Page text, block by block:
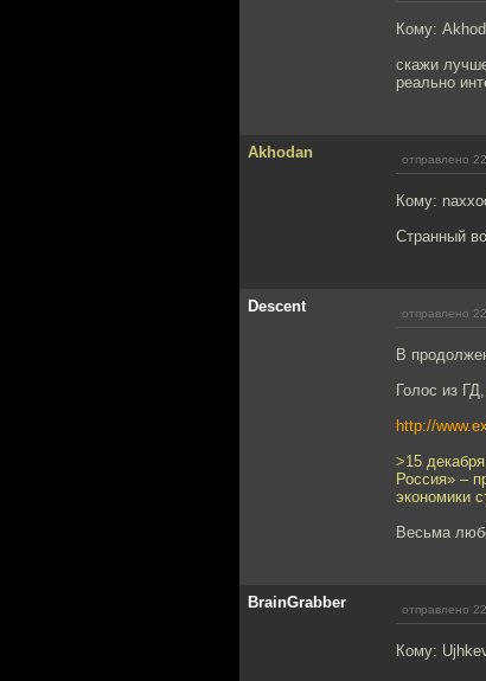
Кому:
скажи
реально
Akhodan отправлено
Кому:
Странный
Descent отправлено
В
Голос из
http://
>15
Россия» –
экономики
Весьма
BrainGrabber отправлено
Кому: